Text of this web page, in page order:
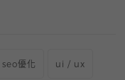
seo優化 ui / ux